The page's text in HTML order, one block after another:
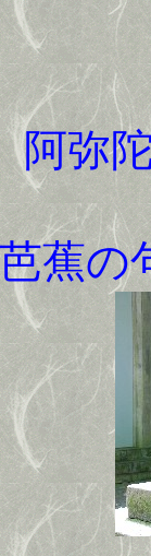
阿弥
芭蕉の